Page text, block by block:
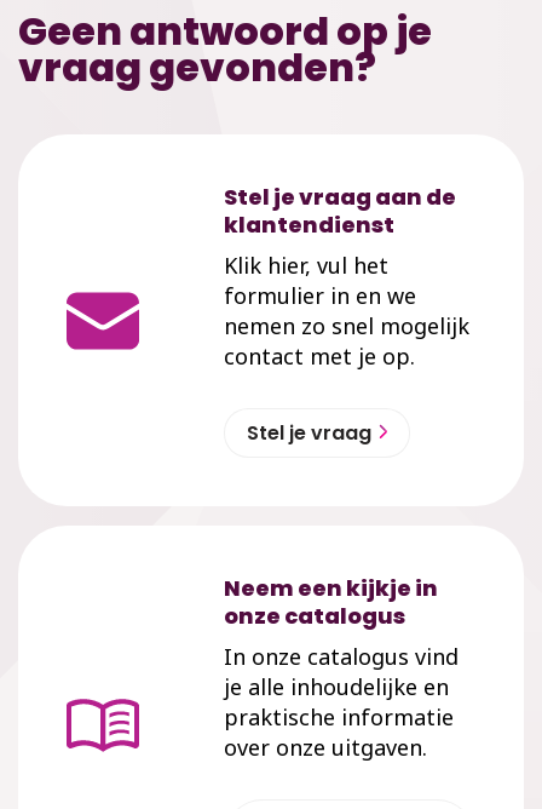
Geen antwoord op je
vraag gevonden?
Stel je vraag aan de
klantendienst
Klik hier, vul het
formulier in en we
nemen zo snel mogelijk
contact met je op.
Stel je vraag
Neem een kijkje in
onze catalogus
In onze catalogus vind
je alle inhoudelijke en
praktische informatie
over onze uitgaven.